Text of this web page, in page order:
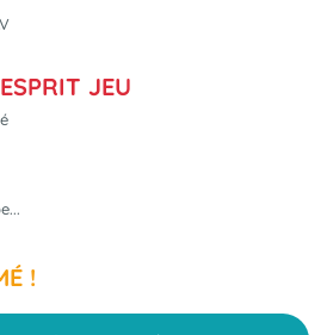
ESPRIT JEU
!